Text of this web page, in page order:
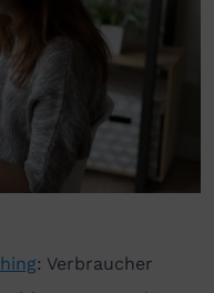
: Verbraucher